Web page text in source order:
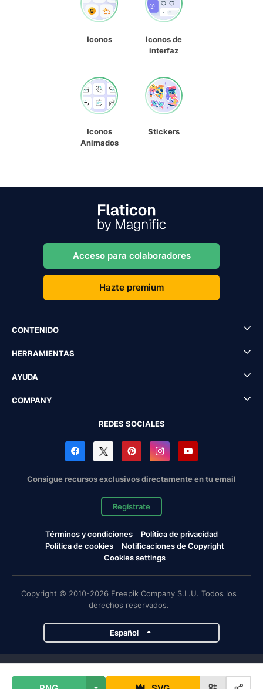
Iconos
Iconos de
interfaz
Iconos
Animados
Stickers
Acceso para colaboradores
Hazte premium
CONTENIDO
HERRAMIENTAS
AYUDA
COMPANY
REDES SOCIALES
Consigue recursos exclusivos directamente en tu email
Regístrate
Términos y condiciones
Política de privacidad
Política de cookies
Notificaciones de Copyright
Cookies settings
Copyright © 2010-2026 Freepik Company S.L.U. Todos los
derechos reservados.
Español